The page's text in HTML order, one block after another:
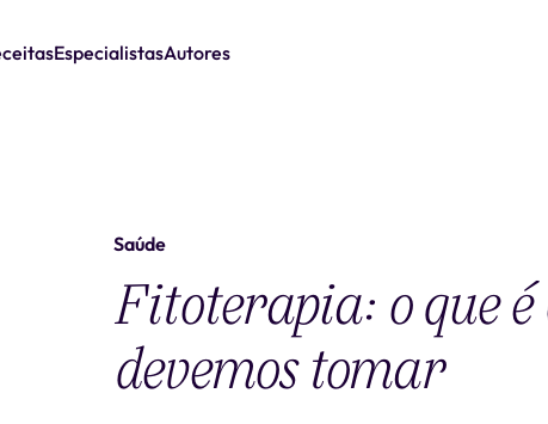
EspecialistasAutores
Saúde
Fitoterapia: o que é
devemos tomar